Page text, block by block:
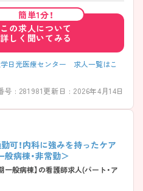
大型ショッピングセンターがあり、
ある方には、面接対策ポイントな
でお気軽にご相談ください。
簡単1分！
この求人について
詳しく聞いてみる
日光医療センター 求人一覧はこ
号 : 281981更新日 : 2026年4月14日
可！内科に強みを持ったケア
般病棟・非常勤＞
般病棟】の看護師求人(パート・ア